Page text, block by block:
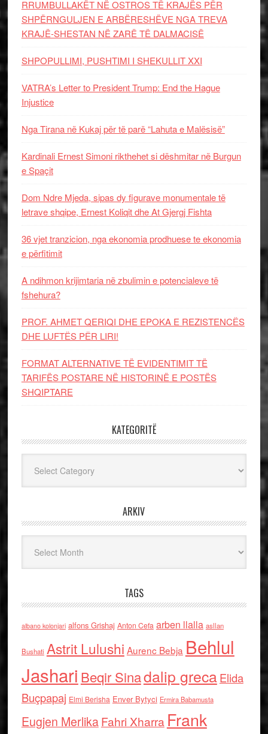
RRUMBULLAKËT NË OSTROS TË KRAJËS PËR
SHPËRNGULJEN E ARBËRESHËVE NGA TREVA
KRAJË-SHESTAN NË ZARË TË DALMACISË
SHPOPULLIMI, PUSHTIMI I SHEKULLIT XXI
VATRA’s Letter to President Trump: End the Hague
Injustice
Nga Tirana në Kukaj për të parë “Lahuta e Malësisë”
Kardinali Ernest Simoni rikthehet si dëshmitar në Burgun
e Spaçit
Dom Ndre Mjeda, sipas dy figurave monumentale të
letrave shqipe, Ernest Koliqit dhe At Gjergj Fishta
36 vjet tranzicion, nga ekonomia prodhuese te ekonomia
e përfitimit
A ndihmon krijimtaria në zbulimin e potencialeve të
fshehura?
PROF. AHMET QERIQI DHE EPOKA E REZISTENCЁS
DHE LUFTЁS PЁR LIRI!
FORMAT ALTERNATIVE TË EVIDENTIMIT TË
TARIFËS POSTARE NË HISTORINË E POSTËS
SHQIPTARE
KATEGORITË
ARKIV
TAGS
albano kolonjari alfons Grishaj Anton Cefa arben llalla asllan
Bushati Astrit Lulushi Aurenc Bebja Behlul
Jashari Beqir Sinadalip grecaElida
Buçpapaj Elmi Berisha Enver Bytyci Ermira Babamusta
Eugjen MerlikaFahri Xharra Frank